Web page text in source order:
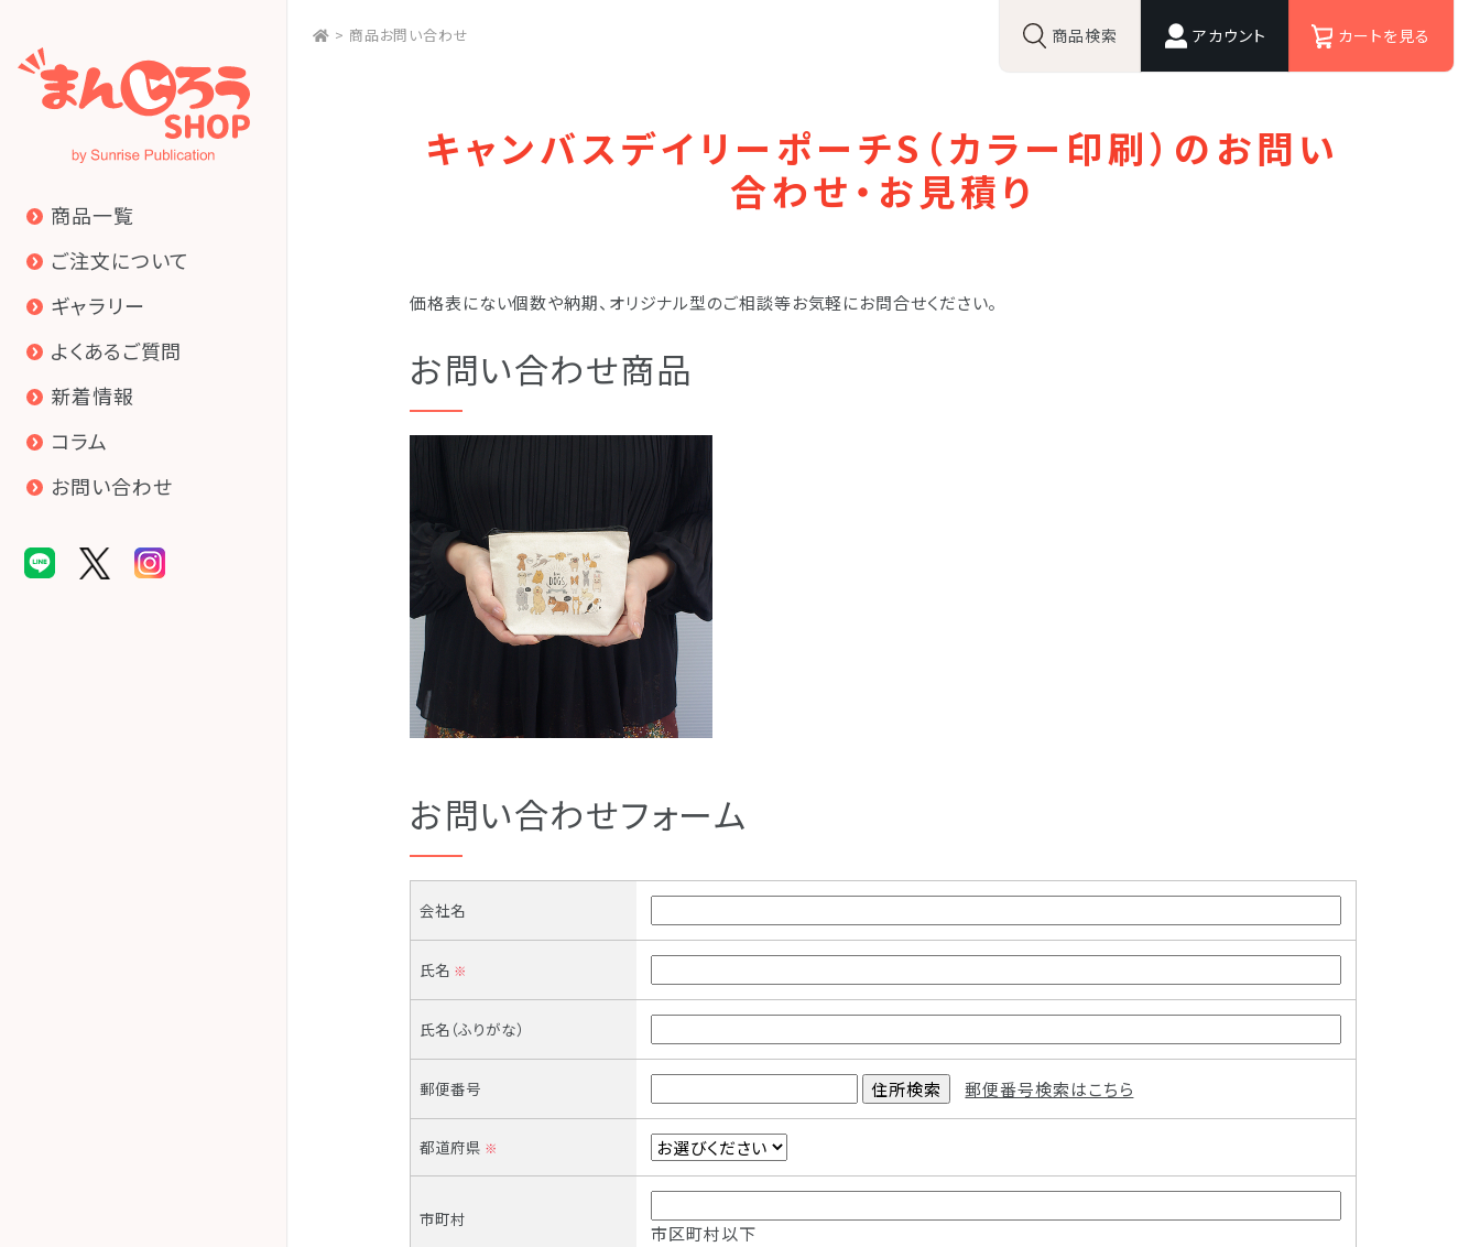
商品一覧
ご注文について
ギャラリー
よくあるご質問
新着情報
コラム
お問い合わせ
商品検索 アカウント カートを見る
> 商品お問い合わせ
キャンバスデイリーポーチS（カラー印刷）のお問い
合わせ・お見積り
価格表にない個数や納期、オリジナル型のご相談等お気軽にお問合せください。
お問い合わせ商品
お問い合わせフォーム
会社名
氏名 ※
氏名（ふりがな）
郵便番号 郵便番号検索はこちら
都道府県 ※
市町村
市区町村以下